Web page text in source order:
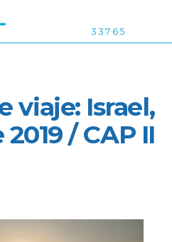
3 3 7 6 5
viaje: Israel,
/ CAP II